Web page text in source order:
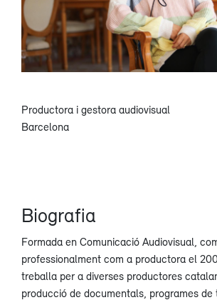
Productora i gestora audiovisual
Barcelona
Biografia
Formada en Comunicació Audiovisual,
professionalment com a productora el
treballa per a diverses productores
producció de documentals, programes de